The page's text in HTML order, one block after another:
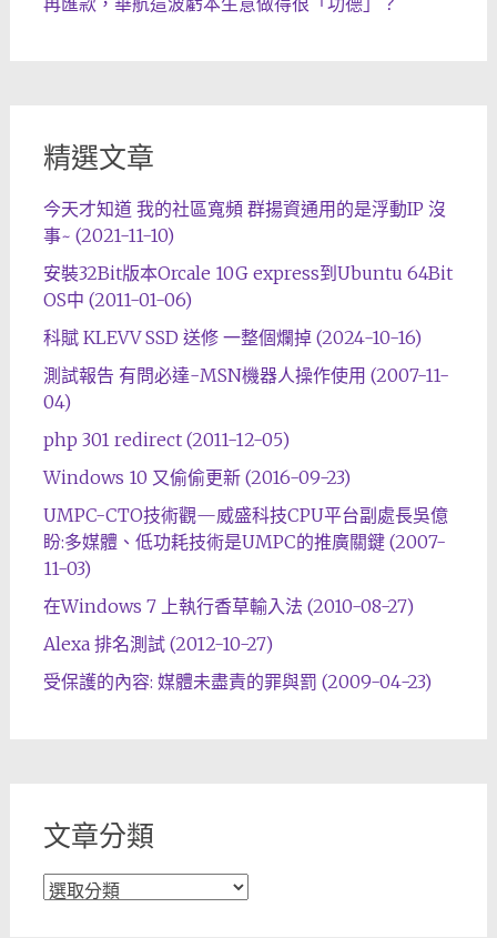
精選文章
今天才知道 我的社區寬頻 群揚資通用的是浮動IP 沒
事~ (2021-11-10)
安裝32Bit版本Orcale 10G express到Ubuntu 64Bit
OS中 (2011-01-06)
科賦 KLEVV SSD 送修 一整個爛掉 (2024-10-16)
測試報告 有問必達-MSN機器人操作使用 (2007-11-
04)
php 301 redirect (2011-12-05)
Windows 10 又偷偷更新 (2016-09-23)
UMPC-CTO技術觀—威盛科技CPU平台副處長吳億
盼:多媒體、低功耗技術是UMPC的推廣關鍵 (2007-
11-03)
在Windows 7 上執行香草輸入法 (2010-08-27)
Alexa 排名測試 (2012-10-27)
受保護的內容: 媒體未盡責的罪與罰 (2009-04-23)
文章分類
文